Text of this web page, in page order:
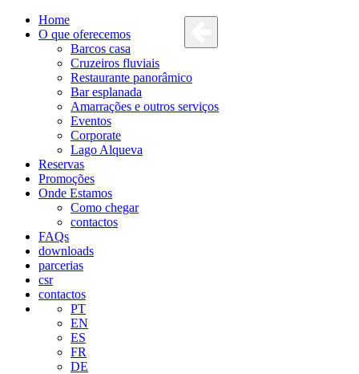
Home
O que oferecemos
Barcos casa
Cruzeiros fluviais
Restaurante panorâmico
Bar esplanada
Amarrações e outros serviços
Eventos
Corporate
Lago Alqueva
Reservas
Promoções
Onde Estamos
Como chegar
contactos
FAQs
downloads
parcerias
csr
contactos
PT
EN
ES
FR
DE